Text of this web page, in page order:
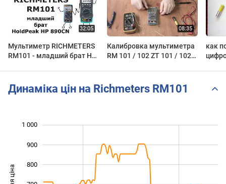
Мультиметр RICHMETERS
RM101 - младший брат HP
Калибровка мультиметра
RM 101 / 102 ZT 101 / 102
как
Динаміка цін на Richmeters RM101
800
900
1 000